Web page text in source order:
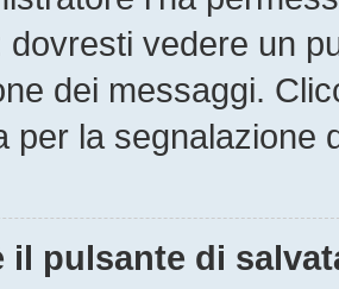
dovresti vedere un
dei messaggi.
per la segnalazione
il pulsante di